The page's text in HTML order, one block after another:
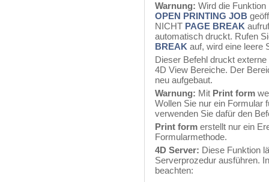
Warnung: Wird die
OPEN PRINTING JOB
NICHT PAGE BREAK
automatisch druckt. Rufen
BREAK auf, wird eine leere
Dieser Befehl druckt
4D View Bereiche. Der
neu aufgebaut.
Warnung: Mit Print form
Wollen Sie nur ein Formular
verwenden Sie dafür den
Print form erstellt nur ein
Formularmethode.
4D Server: Diese Funktion
Serverprozedur ausführen.
beachten: